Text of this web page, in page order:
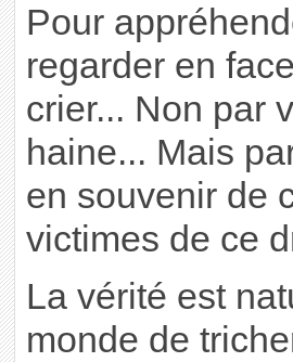
Pour
regarder en
crier... Non par
haine... Mais
en souvenir de
victimes de ce
La vérité est
monde de